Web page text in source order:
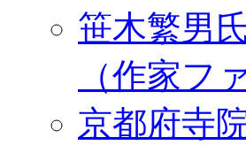
笹木繁男
（作家フ
京都府寺